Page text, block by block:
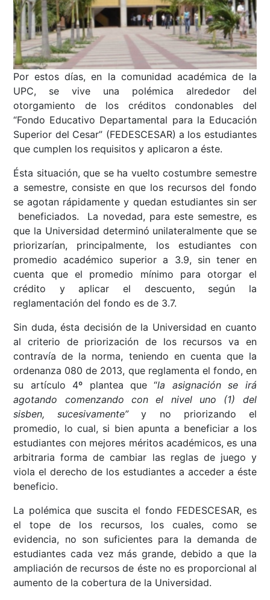
Por estos días, en la comunidad académica de la
UPC, se vive una polémica alrededor del
otorgamiento de los créditos condonables del
“Fondo Educativo Departamental para la Educación
Superior del Cesar” (FEDESCESAR) a los estudiantes
que cumplen los requisitos y aplicaron a éste.
Ésta situación, que se ha vuelto costumbre semestre
a semestre, consiste en que los recursos del fondo
se agotan rápidamente y quedan estudiantes sin ser
beneficiados. La novedad, para este semestre, es
que la Universidad determinó unilateralmente que se
priorizarían, principalmente, los estudiantes con
promedio académico superior a 3.9, sin tener en
cuenta que el promedio mínimo para otorgar el
crédito y aplicar el descuento, según la
reglamentación del fondo es de 3.7.
Sin duda, ésta decisión de la Universidad en cuanto
al criterio de priorización de los recursos va en
contravía de la norma, teniendo en cuenta que la
ordenanza 080 de 2013, que reglamenta el fondo, en
su artículo 4º plantea que “la asignación se irá
agotando comenzando con el nivel uno (1) del
sisben, sucesivamente”y no priorizando el
promedio, lo cual, si bien apunta a beneficiar a los
estudiantes con mejores méritos académicos, es una
arbitraria forma de cambiar las reglas de juego y
viola el derecho de los estudiantes a acceder a éste
beneficio.
La polémica que suscita el fondo FEDESCESAR, es
el tope de los recursos, los cuales, como se
evidencia, no son suficientes para la demanda de
estudiantes cada vez más grande, debido a que la
ampliación de recursos de éste no es proporcional al
aumento de la cobertura de la Universidad.